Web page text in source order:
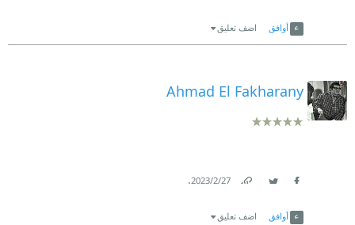
أوافق اضف تعليق
Ahmad El Fakharany
27‏/2‏/2023
.
أوافق اضف تعليق